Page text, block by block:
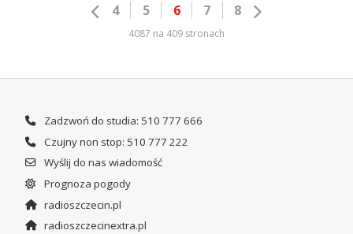
4 5 6 7 8
4087 na 409 stronach
Zadzwoń do studia: 510 777 666
Czujny non stop: 510 777 222
Wyślij do nas wiadomość
Prognoza pogody
radioszczecin.pl
radioszczecinextra.pl